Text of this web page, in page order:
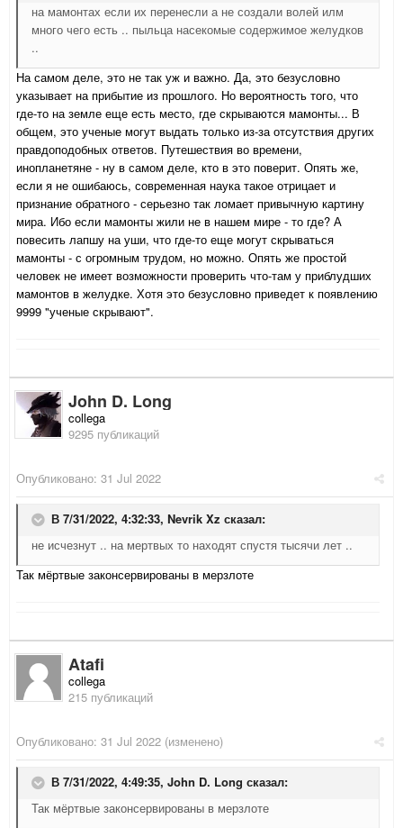
на мамонтах если их перенесли а не создали волей илм
много чего есть .. пыльца насекомые содержимое желудков
..
На самом деле, это не так уж и важно. Да, это безусловно
указывает на прибытие из прошлого. Но вероятность того, что
где-то на земле еще есть место, где скрываются мамонты... В
общем, это ученые могут выдать только из-за отсутствия других
правдоподобных ответов. Путешествия во времени,
инопланетяне - ну в самом деле, кто в это поверит. Опять же,
если я не ошибаюсь, современная наука такое отрицает и
признание обратного - серьезно так ломает привычную картину
мира. Ибо если мамонты жили не в нашем мире - то где? А
повесить лапшу на уши, что где-то еще могут скрываться
мамонты - с огромным трудом, но можно. Опять же простой
человек не имеет возможности проверить что-там у приблудших
мамонтов в желудке. Хотя это безусловно приведет к появлению
9999 "ученые скрывают".
John D. Long
collega
9295 публикаций
Опубликовано: 31 Jul 2022
В 7/31/2022, 4:32:33, Nevrik Xz сказал:
не исчезнут .. на мертвых то находят спустя тысячи лет ..
Так мёртвые законсервированы в мерзлоте
Atafi
collega
215 публикаций
Опубликовано: 31 Jul 2022 (изменено)
В 7/31/2022, 4:49:35, John D. Long сказал:
Так мёртвые законсервированы в мерзлоте